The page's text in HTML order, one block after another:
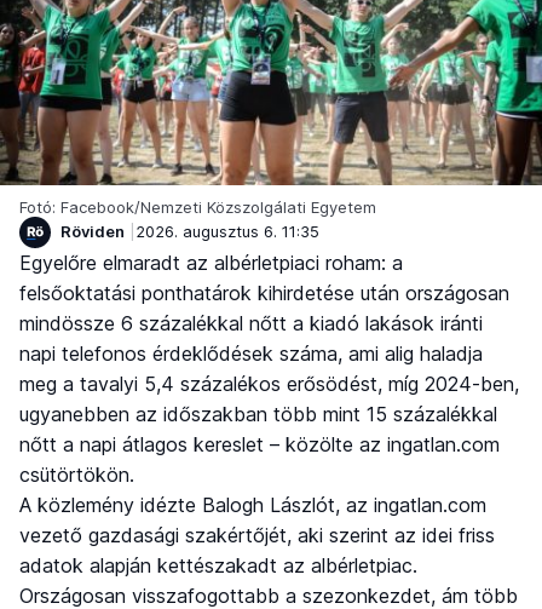
Fotó: Facebook/Nemzeti Közszolgálati Egyetem
Röviden
2026. augusztus 6. 11:35
Egyelőre elmaradt az albérletpiaci roham: a
felsőoktatási ponthatárok kihirdetése után országosan
mindössze 6 százalékkal nőtt a kiadó lakások iránti
napi telefonos érdeklődések száma, ami alig haladja
meg a tavalyi 5,4 százalékos erősödést, míg 2024-ben,
ugyanebben az időszakban több mint 15 százalékkal
nőtt a napi átlagos kereslet – közölte az ingatlan.com
csütörtökön.
A közlemény idézte Balogh Lászlót, az ingatlan.com
vezető gazdasági szakértőjét, aki szerint az idei friss
adatok alapján kettészakadt az albérletpiac.
Országosan visszafogottabb a szezonkezdet, ám több